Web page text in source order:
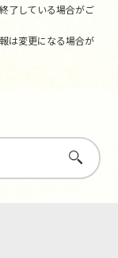
了している場合がご
は変更になる場合が
さがす